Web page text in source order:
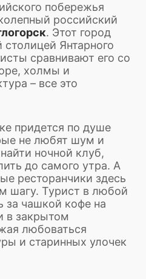
побережья
российский
. Этот город
Янтарного
сравнивают его со
холмы и
– все это
придется по душе
не любят шум и
ночной клуб,
до самого утра. А
ресторанчики здесь
шагу. Турист в любой
чашкой кофе на
в закрытом
любоваться
и старинных улочек